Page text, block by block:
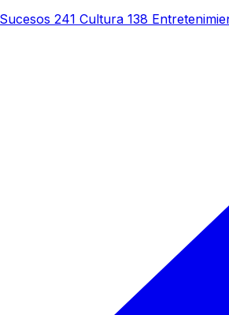
Sucesos 241 Cultura 138